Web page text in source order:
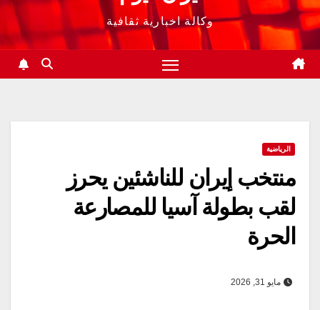
وكالة اخبارية ثقافية
الرياضية
منتخب إيران للناشئين يحرز
لقب بطولة آسيا للمصارعة
الحرة
مايو 31, 2026